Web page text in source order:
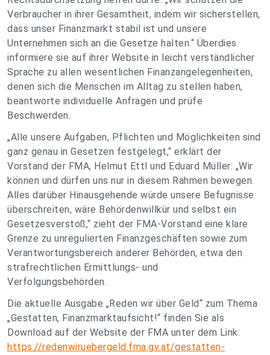
Verbraucher in ihrer Gesamtheit, indem wir sicherstellen,
dass unser Finanzmarkt stabil ist und unsere
Unternehmen sich an die Gesetze halten.“ Überdies
informiere sie auf ihrer Website in leicht verständlicher
Sprache zu allen wesentlichen Finanzangelegenheiten,
denen sich die Menschen im Alltag zu stellen haben,
beantworte individuelle Anfragen und prüfe
Beschwerden.
„Alle unsere Aufgaben, Pflichten und Möglichkeiten sind
ganz genau in Gesetzen festgelegt,“ erklärt der
Vorstand der FMA, Helmut Ettl und Eduard Müller: „Wir
können und dürfen uns nur in diesem Rahmen bewegen.
Alles darüber Hinausgehende würde unsere Befugnisse
überschreiten, wäre Behördenwillkür und selbst ein
Gesetzesverstoß,“ zieht der FMA-Vorstand eine klare
Grenze zu unregulierten Finanzgeschäften sowie zum
Verantwortungsbereich anderer Behörden, etwa den
strafrechtlichen Ermittlungs- und
Verfolgungsbehörden.
Die aktuelle Ausgabe „Reden wir über Geld“ zum Thema
„Gestatten, Finanzmarktaufsicht!“ finden Sie als
Download auf der Website der FMA unter dem Link:
https://redenwiruebergeld.fma.gv.at/gestatten-